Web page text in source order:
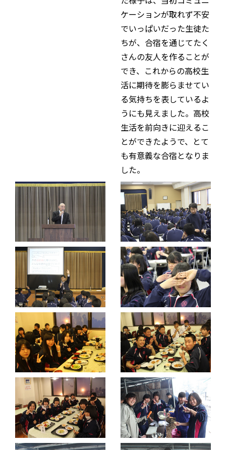
ケーションが取れず不安
でいっぱいだった生徒た
ちが、合宿を通じてたく
さんの友人を作ることが
でき、これからの高校生
活に期待を膨らませてい
る気持ちを表しているよ
うにも見えました。高校
生活を前向きに迎えるこ
とができたようで、とて
も有意義な合宿となりま
した。